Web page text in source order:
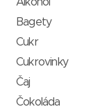
Alkohol
Bagety
Cukr
Cukrovinky
Čaj
Čokoláda